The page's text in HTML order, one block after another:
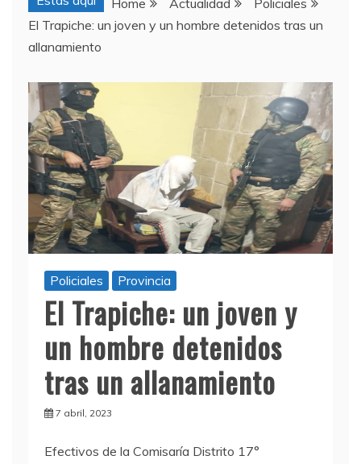
Home Actualidad
Policiales
El Trapiche: un joven y un hombre detenidos tras un
allanamiento
Policiales Provincia
El Trapiche: un joven y
un hombre detenidos
tras un allanamiento
7 abril, 2023
Efectivos de la Comisaría Distrito 17°